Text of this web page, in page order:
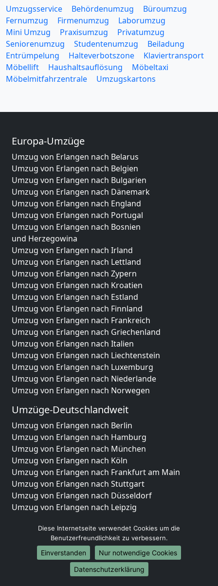
Umzugsservice Behördenumzug
Büroumzug
Fernumzug
Firmenumzug
Laborumzug
Mini Umzug
Praxisumzug
Privatumzug
Seniorenumzug
Studentenumzug
Beiladung
Entrümpelung
Halteverbotszone
Klaviertransport
Möbellift
Haushaltsauflösung
Möbeltaxi
Möbelmitfahrzentrale
Umzugskartons
Europa-Umzüge
Umzug von Erlangen nach Belarus
Umzug von Erlangen nach Belgien
Umzug von Erlangen nach Bulgarien
Umzug von Erlangen nach Dänemark
Umzug von Erlangen nach England
Umzug von Erlangen nach Portugal
Umzug von Erlangen nach Bosnien
und Herzegowina
Umzug von Erlangen nach Irland
Umzug von Erlangen nach Lettland
Umzug von Erlangen nach Zypern
Umzug von Erlangen nach Kroatien
Umzug von Erlangen nach Estland
Umzug von Erlangen nach Finnland
Umzug von Erlangen nach Frankreich
Umzug von Erlangen nach Griechenland
Umzug von Erlangen nach Italien
Umzug von Erlangen nach Liechtenstein
Umzug von Erlangen nach Luxemburg
Umzug von Erlangen nach Niederlande
Umzug von Erlangen nach Norwegen
Umzüge-Deutschlandweit
Umzug von Erlangen nach Berlin
Umzug von Erlangen nach Hamburg
Umzug von Erlangen nach München
Umzug von Erlangen nach Köln
Umzug von Erlangen nach Frankfurt am Main
Umzug von Erlangen nach Stuttgart
Umzug von Erlangen nach Düsseldorf
Umzug von Erlangen nach Leipzig
Umzug von Erlangen nach Essen
Umzug von Erlangen nach Bremen
Umzug von Erlangen nach Dresden
Umzug von Erlangen nach Hannover
Umzug von Erlangen nach Nürnberg
Diese Internetseite verwendet Cookies um die
Benutzerfreundlichkeit zu verbessern.
Einverstanden
Nur notwendige Cookies
Datenschutzerklärung